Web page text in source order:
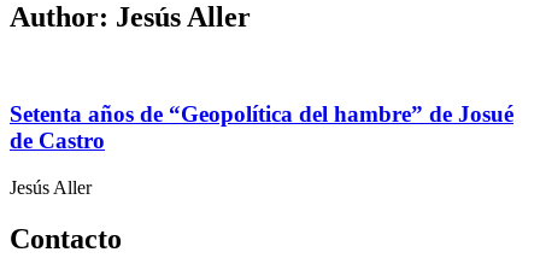
Author: Jesús Aller
Setenta años de “Geopolítica del hambre” de Josué
de Castro
Jesús Aller
Contacto